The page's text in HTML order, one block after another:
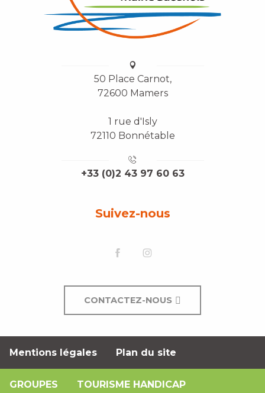
50 Place Carnot,
72600 Mamers
1 rue d'Isly
72110 Bonnétable
+33 (0)2 43 97 60 63
Suivez-nous
CONTACTEZ-NOUS
Mentions légales Plan du site
GROUPES TOURISME HANDICAP